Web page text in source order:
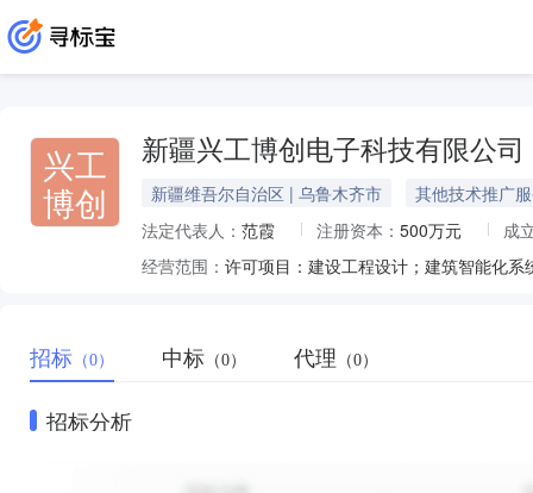
兴工
博创
新疆兴工博创电子科技有限公司
新疆维吾尔自治区 | 乌鲁木齐市
其他技术推广
法定代表人： 范霞 注册资本： 500万元
成
经营范围：
招标 （0） 中标 （0） 代理 （0）
招标分析